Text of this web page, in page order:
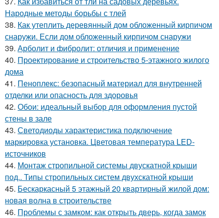
Народные методы борьбы с тлей
38. Как утеплить деревянный дом обложенный кирпичом
снаружи. Если дом обложенный кирпичом снаружи
39. Арболит и фибролит: отличия и применение
40. Проектирование и строительство 5-этажного жилого
дома
41. Пеноплекс: безопасный материал для внутренней
отделки или опасность для здоровья
42. Обои: идеальный выбор для оформления пустой
стены в зале
43. Светодиоды характеристика подключение
маркировка установка. Цветовая температура LED-
источников
44. Монтаж стропильной системы двускатной крыши
под.. Типы стропильных систем двухскатной крыши
45. Бескаркасный 5 этажный 20 квартирный жилой дом:
новая волна в строительстве
46. Проблемы с замком: как открыть дверь, когда замок